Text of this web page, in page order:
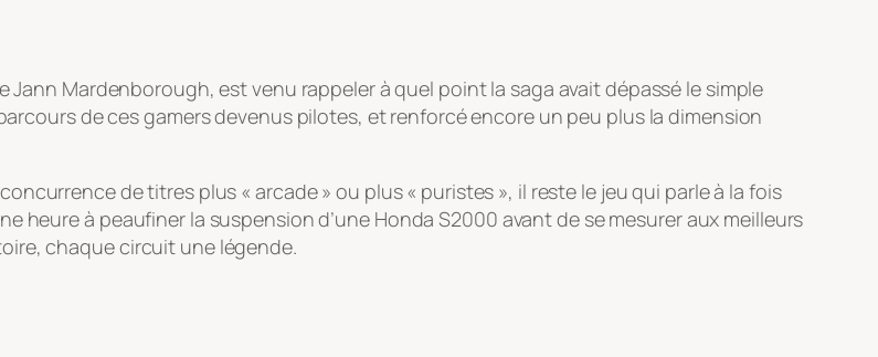
Jann Mardenborough, est venu rappeler à quel point la saga avait dépassé le simple
de ces gamers devenus pilotes, et renforcé encore un peu plus la dimension
de titres plus « arcade » ou plus « puristes », il reste le jeu qui parle à la fois
heure à peaufiner la suspension d’une Honda S2000 avant de se mesurer aux meilleurs
chaque circuit une légende.